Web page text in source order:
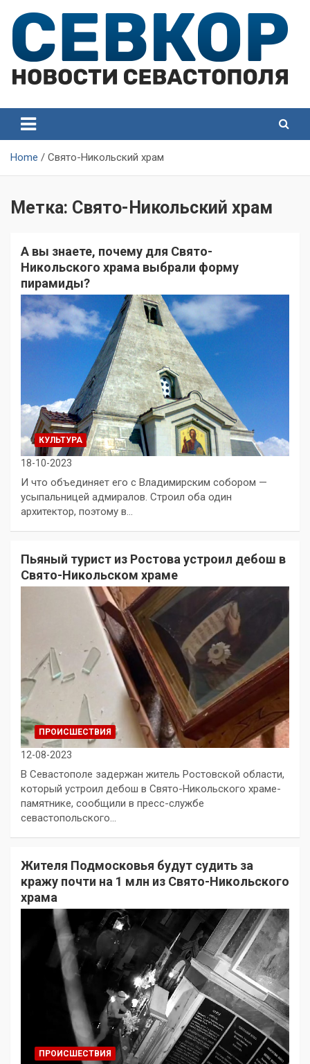
content
Севастополя
Севастополя
Home Свято-Никольский храм
Метка: Свято-Никольский храм
А вы знаете, почему для Свято-
Никольского храма выбрали форму
пирамиды?
КУЛЬТУРА
18-10-2023
И что объединяет его с Владимирским собором —
усыпальницей адмиралов. Строил оба один
архитектор, поэтому в…
Пьяный турист из Ростова устроил дебош в
Свято-Никольском храме
ПРОИСШЕСТВИЯ
12-08-2023
В Севастополе задержан житель Ростовской области,
который устроил дебош в Свято-Никольского храме-
памятнике, сообщили в пресс-службе
севастопольского…
Жителя Подмосковья будут судить за
кражу почти на 1 млн из Свято-Никольского
храма
ПРОИСШЕСТВИЯ